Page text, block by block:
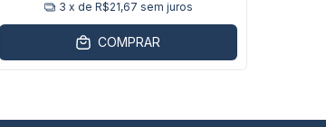
3 x de R$21,67 sem juros
COMPRAR